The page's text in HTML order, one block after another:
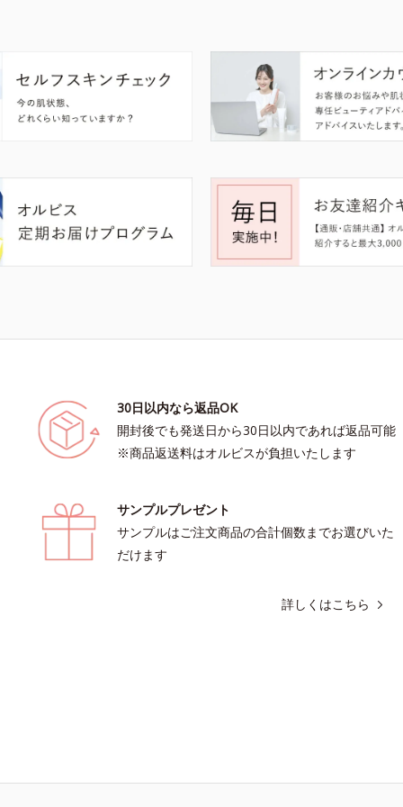
30日以内なら返品OK
開封後でも発送日から30日以内であれば返品可能
※商品返送料はオルビスが負担いたします
サンプルプレゼント
サンプルはご注文商品の合計個数までお選びいた
だけます
詳しくはこちら